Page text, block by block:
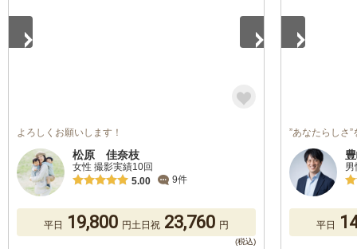
よろしくお願いします！
松原 佳奈枝
女性 撮影実績10回
5.00
9件
平日 19,800 円土日祝 23,760 円
”あなたらしさ
平日